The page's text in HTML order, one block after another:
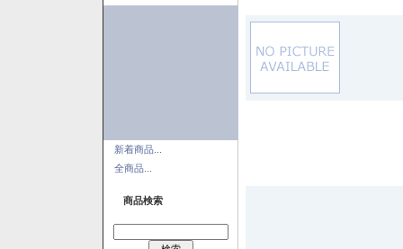
新着商品...
全商品...
商品検索